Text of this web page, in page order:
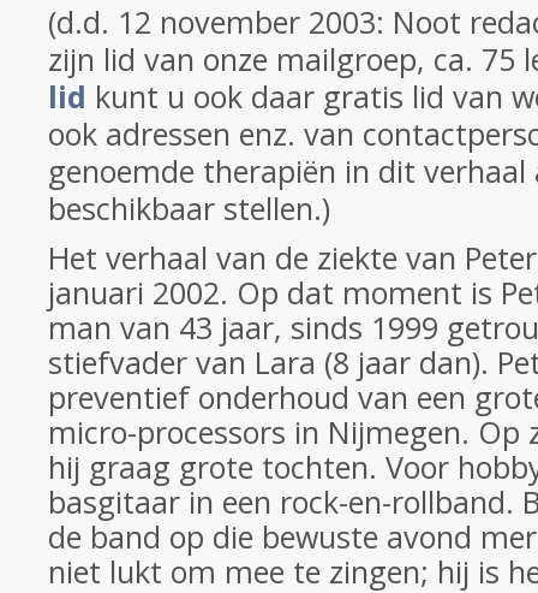
(d.d. 12 november 2003: Noot
zijn lid van onze mailgroep, ca. 75
lid kunt u ook daar gratis lid van
ook adressen enz. van
genoemde therapiën in dit verhaal
beschikbaar stellen.)
Het verhaal van de ziekte van
januari 2002. Op dat moment is
man van 43 jaar, sinds 1999
stiefvader van Lara (8 jaar dan).
preventief onderhoud van een
micro-processors in Nijmegen. Op
hij graag grote tochten. Voor
basgitaar in een rock-en-rollband.
de band op die bewuste avond
niet lukt om mee te zingen; hij is